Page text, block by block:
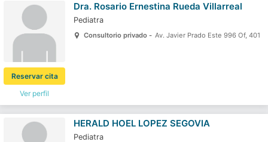
Ver perfil
Reservar cita
Dra. Rosario Ernestina Rueda Villarreal
Pediatra
Consultorio privado - Av. Javier Prado Este 996 Of, 401
HERALD HOEL LOPEZ SEGOVIA
Pediatra